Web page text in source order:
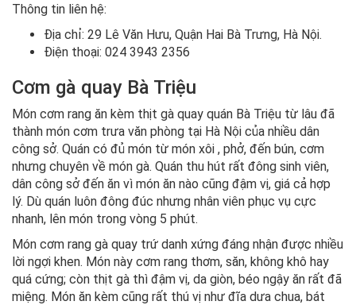
Thông tin liên hệ:
Địa chỉ: 29 Lê Văn Hưu, Quận Hai Bà Trưng, Hà Nội.
Điện thoại: 024 3943 2356
Cơm gà quay Bà Triệu
Món cơm rang ăn kèm thịt gà quay quán Bà Triệu từ lâu đã
thành món cơm trưa văn phòng tại Hà Nội của nhiều dân
công sở. Quán có đủ món từ món xôi , phở, đến bún, cơm
nhưng chuyên về món gà. Quán thu hút rất đông sinh viên,
dân công sở đến ăn vì món ăn nào cũng đậm vị, giá cả hợp
lý. Dù quán luôn đông đúc nhưng nhân viên phục vụ cực
nhanh, lên món trong vòng 5 phút.
Món cơm rang gà quay trứ danh xứng đáng nhận được nhiều
lời ngợi khen. Món này cơm rang thơm, săn, không khô hay
quá cứng; còn thịt gà thì đậm vị, da giòn, béo ngậy ăn rất đã
miệng. Món ăn kèm cũng rất thú vị như đĩa dưa chua, bát